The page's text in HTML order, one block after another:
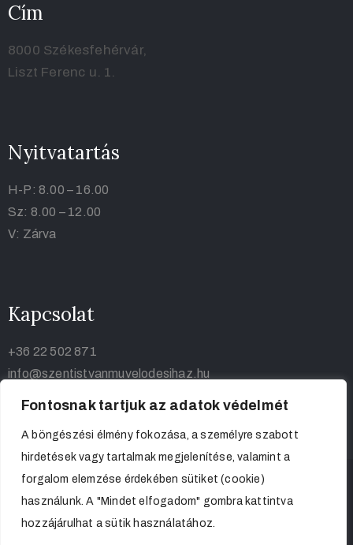
Fontosnak tartjuk az adatok védelmét
A böngészési élmény fokozása, a személyre szabott
hirdetések vagy tartalmak megjelenítése, valamint a
forgalom elemzése érdekében sütiket (cookie)
használunk. A "Mindet elfogadom" gombra kattintva
hozzájárulhat a sütik használatához.
Cím
8000 Székesfehérvár,
Liszt Ferenc u. 1.
Nyitvatartás
H-P: 8.00 – 16.00
Sz: 8.00 – 12.00
V: Zárva
Kapcsolat
+36 22 502 871
info@szentistvanmuvelodesihaz.hu